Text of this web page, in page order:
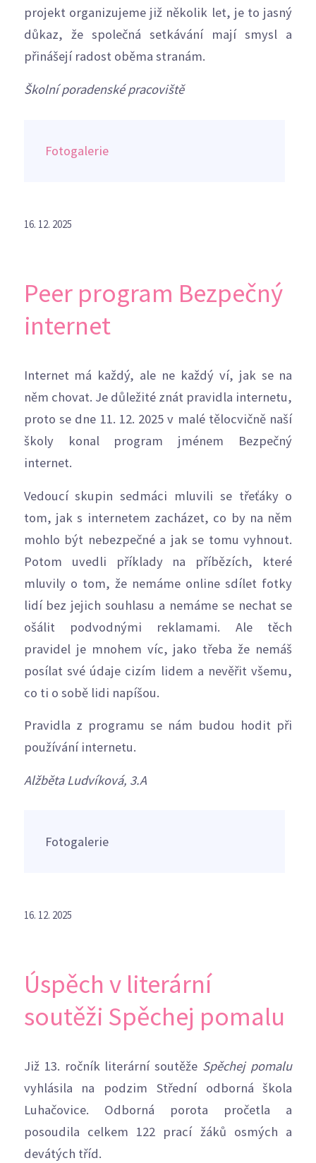
projekt organizujeme již několik let, je to jasný
důkaz, že společná setkávání mají smysl a
přinášejí radost oběma stranám.
Školní poradenské pracoviště
Fotogalerie
16. 12. 2025
Peer program Bezpečný
internet
Internet má každý, ale ne každý ví, jak se na
něm chovat. Je důležité znát pravidla internetu,
proto se dne 11. 12. 2025 v malé tělocvičně naší
školy konal program jménem Bezpečný
internet.
Vedoucí skupin sedmáci mluvili se třeťáky o
tom, jak s internetem zacházet, co by na něm
mohlo být nebezpečné a jak se tomu vyhnout.
Potom uvedli příklady na příbězích, které
mluvily o tom, že nemáme online sdílet fotky
lidí bez jejich souhlasu a nemáme se nechat se
ošálit podvodnými reklamami. Ale těch
pravidel je mnohem víc, jako třeba že nemáš
posílat své údaje cizím lidem a nevěřit všemu,
co ti o sobě lidi napíšou.
Pravidla z programu se nám budou hodit při
používání internetu.
Alžběta Ludvíková, 3.A
Fotogalerie
16. 12. 2025
Úspěch v literární
soutěži Spěchej pomalu
Již 13. ročník literární soutěže Spěchej pomalu
vyhlásila na podzim Střední odborná škola
Luhačovice. Odborná porota pročetla a
posoudila celkem 122 prací žáků osmých a
devátých tříd.